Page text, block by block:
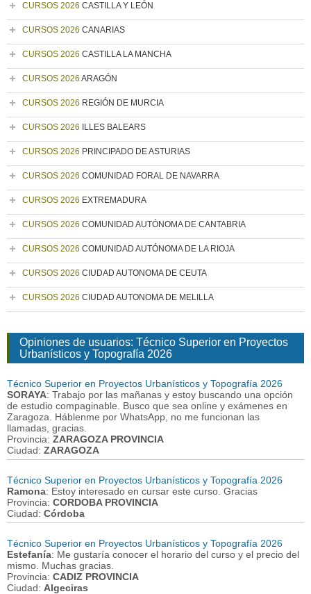
CURSOS 2026 CASTILLA Y LEÓN
CURSOS 2026 CANARIAS
CURSOS 2026 CASTILLA LA MANCHA
CURSOS 2026 ARAGÓN
CURSOS 2026 REGIÓN DE MURCIA
CURSOS 2026 ILLES BALEARS
CURSOS 2026 PRINCIPADO DE ASTURIAS
CURSOS 2026 COMUNIDAD FORAL DE NAVARRA
CURSOS 2026 EXTREMADURA
CURSOS 2026 COMUNIDAD AUTÓNOMA DE CANTABRIA
CURSOS 2026 COMUNIDAD AUTÓNOMA DE LA RIOJA
CURSOS 2026 CIUDAD AUTONOMA DE CEUTA
CURSOS 2026 CIUDAD AUTONOMA DE MELILLA
Opiniones de usuarios: Técnico Superior en Proyectos
Urbanísticos y Topografía 2026
Técnico Superior en Proyectos Urbanísticos y Topografía 2026
SORAYA: Trabajo por las mañanas y estoy buscando una opción
de estudio compaginable. Busco que sea online y exámenes en
Zaragoza. Háblenme por WhatsApp, no me funcionan las
llamadas, gracias.
Provincia: ZARAGOZA PROVINCIA
Ciudad: ZARAGOZA
Técnico Superior en Proyectos Urbanísticos y Topografía 2026
Ramona: Estoy interesado en cursar este curso. Gracias
Provincia: CORDOBA PROVINCIA
Ciudad: Córdoba
Técnico Superior en Proyectos Urbanísticos y Topografía 2026
Estefanía: Me gustaría conocer el horario del curso y el precio del
mismo. Muchas gracias.
Provincia: CADIZ PROVINCIA
Ciudad: Algeciras